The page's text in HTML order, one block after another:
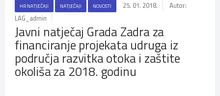
HR NATJEČAJI NATJEČAJI NOVOSTI 25. 01. 2018.
Autor:
LAG_admin
Javni natječaj Grada Zadra za
financiranje projekata udruga iz
područja razvitka otoka i zaštite
okoliša za 2018. godinu